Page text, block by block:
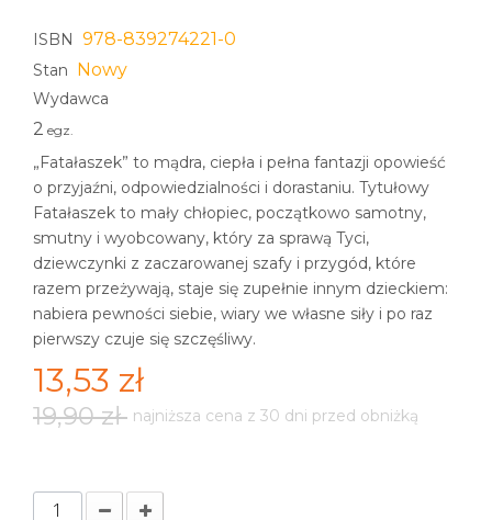
ISBN 978-839274221-0
Stan Nowy
Wydawca
2 egz.
„Fatałaszek” to mądra, ciepła i pełna fantazji opowieść
o przyjaźni, odpowiedzialności i dorastaniu. Tytułowy
Fatałaszek to mały chłopiec, początkowo samotny,
smutny i wyobcowany, który za sprawą Tyci,
dziewczynki z zaczarowanej szafy i przygód, które
razem przeżywają, staje się zupełnie innym dzieckiem:
nabiera pewności siebie, wiary we własne siły i po raz
pierwszy czuje się szczęśliwy.
13,53 zł
19,90 zł najniższa cena z 30 dni przed obniżką